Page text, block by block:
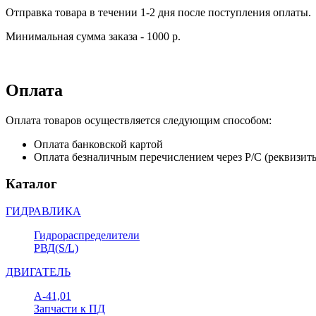
Отправка товара в течении 1-2 дня после поступления оплаты.
Минимальная сумма заказа - 1000 р.
Оплата
Оплата товаров осуществляется следующим способом:
Оплата банковской картой
Оплата безналичным перечислением через Р/С
Каталог
ГИДРАВЛИКА
Гидрораспределители
РВД(S/L)
ДВИГАТЕЛЬ
А-41,01
Запчасти к ПД